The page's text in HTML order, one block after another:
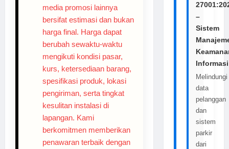
media promosi lainnya
bersifat estimasi dan bukan
harga final. Harga dapat
berubah sewaktu-waktu
mengikuti kondisi pasar,
kurs, ketersediaan barang,
spesifikasi produk, lokasi
pengiriman, serta tingkat
kesulitan instalasi di
lapangan. Kami
berkomitmen memberikan
penawaran terbaik dengan
–
Sistem
Informasi
Melindungi
data
pelanggan
dan
sistem
parkir
dari